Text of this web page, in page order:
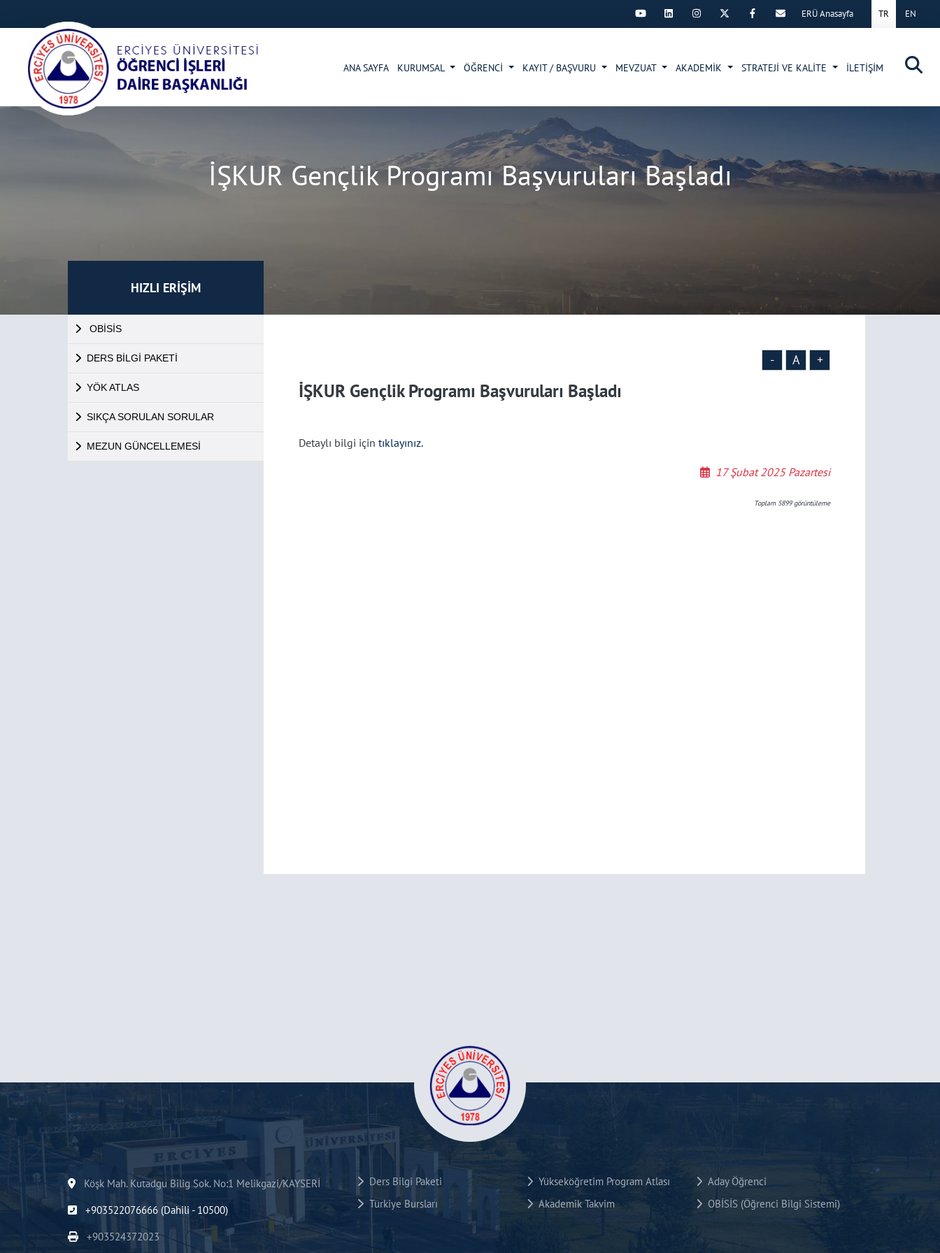
×
TR EN
ERÜ Anasayfa
ANA SAYFA KURUMSAL ÖĞRENCİ KAYIT / BAŞVURU MEVZUAT AKADEMİK STRATEJİ VE KALİTE İLETİŞİM
İŞKUR Gençlik Programı Başvuruları Başladı
HIZLI ERİŞİM
OBİSİS
DERS BİLGİ PAKETİ
YÖK ATLAS
SIKÇA SORULAN SORULAR
MEZUN GÜNCELLEMESİ
- A +
İŞKUR Gençlik Programı Başvuruları Başladı
Detaylı bilgi için tıklayınız.
17 Şubat 2025 Pazartesi
Toplam 5899görüntüleme
Köşk Mah. Kutadgu Bilig Sok. No:1 Melikgazi/KAYSERİ
+903522076666 (Dahili - 10500)
+903524372023
Ders Bilgi Paketi Yükseköğretim Program Atlası
Aday Öğrenci
Türkiye Bursları
Akademik Takvim OBİSİS (Öğrenci Bilgi Sistemi)